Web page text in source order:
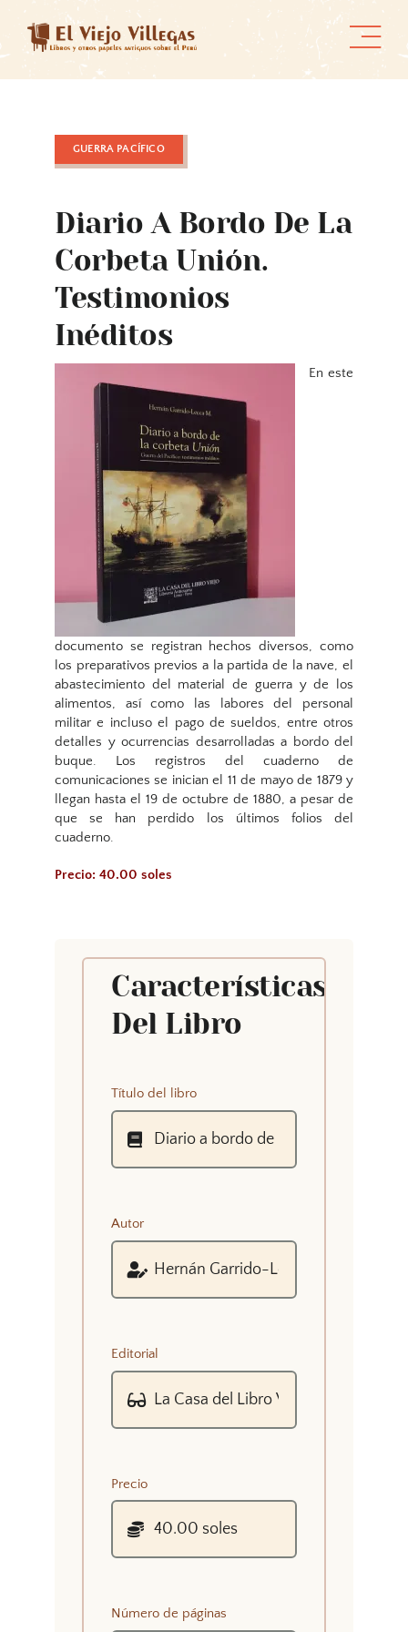
content
GUERRA PACÍFICO
Diario A Bordo De La
Corbeta Unión.
Testimonios
Inéditos
En este
documento se registran hechos diversos, como
los preparativos previos a la partida de la nave, el
abastecimiento del material de guerra y de los
alimentos, así como las labores del personal
militar e incluso el pago de sueldos, entre otros
detalles y ocurrencias desarrolladas a bordo del
buque. Los registros del cuaderno de
comunicaciones se inician el 11 de mayo de 1879 y
llegan hasta el 19 de octubre de 1880, a pesar de
que se han perdido los últimos folios del
cuaderno.
Precio: 40.00 soles
Características
Del Libro
Título del libro
Autor
Editorial
Precio
Número de páginas